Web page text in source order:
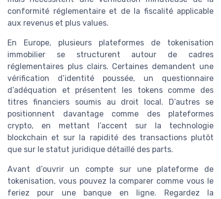
conformité réglementaire et de la fiscalité applicable
aux revenus et plus values.
En Europe, plusieurs plateformes de tokenisation
immobilier se structurent autour de cadres
réglementaires plus clairs. Certaines demandent une
vérification d’identité poussée, un questionnaire
d’adéquation et présentent les tokens comme des
titres financiers soumis au droit local. D’autres se
positionnent davantage comme des plateformes
crypto, en mettant l’accent sur la technologie
blockchain et sur la rapidité des transactions plutôt
que sur le statut juridique détaillé des parts.
Avant d’ouvrir un compte sur une plateforme de
tokenisation, vous pouvez la comparer comme vous le
feriez pour une banque en ligne. Regardez la